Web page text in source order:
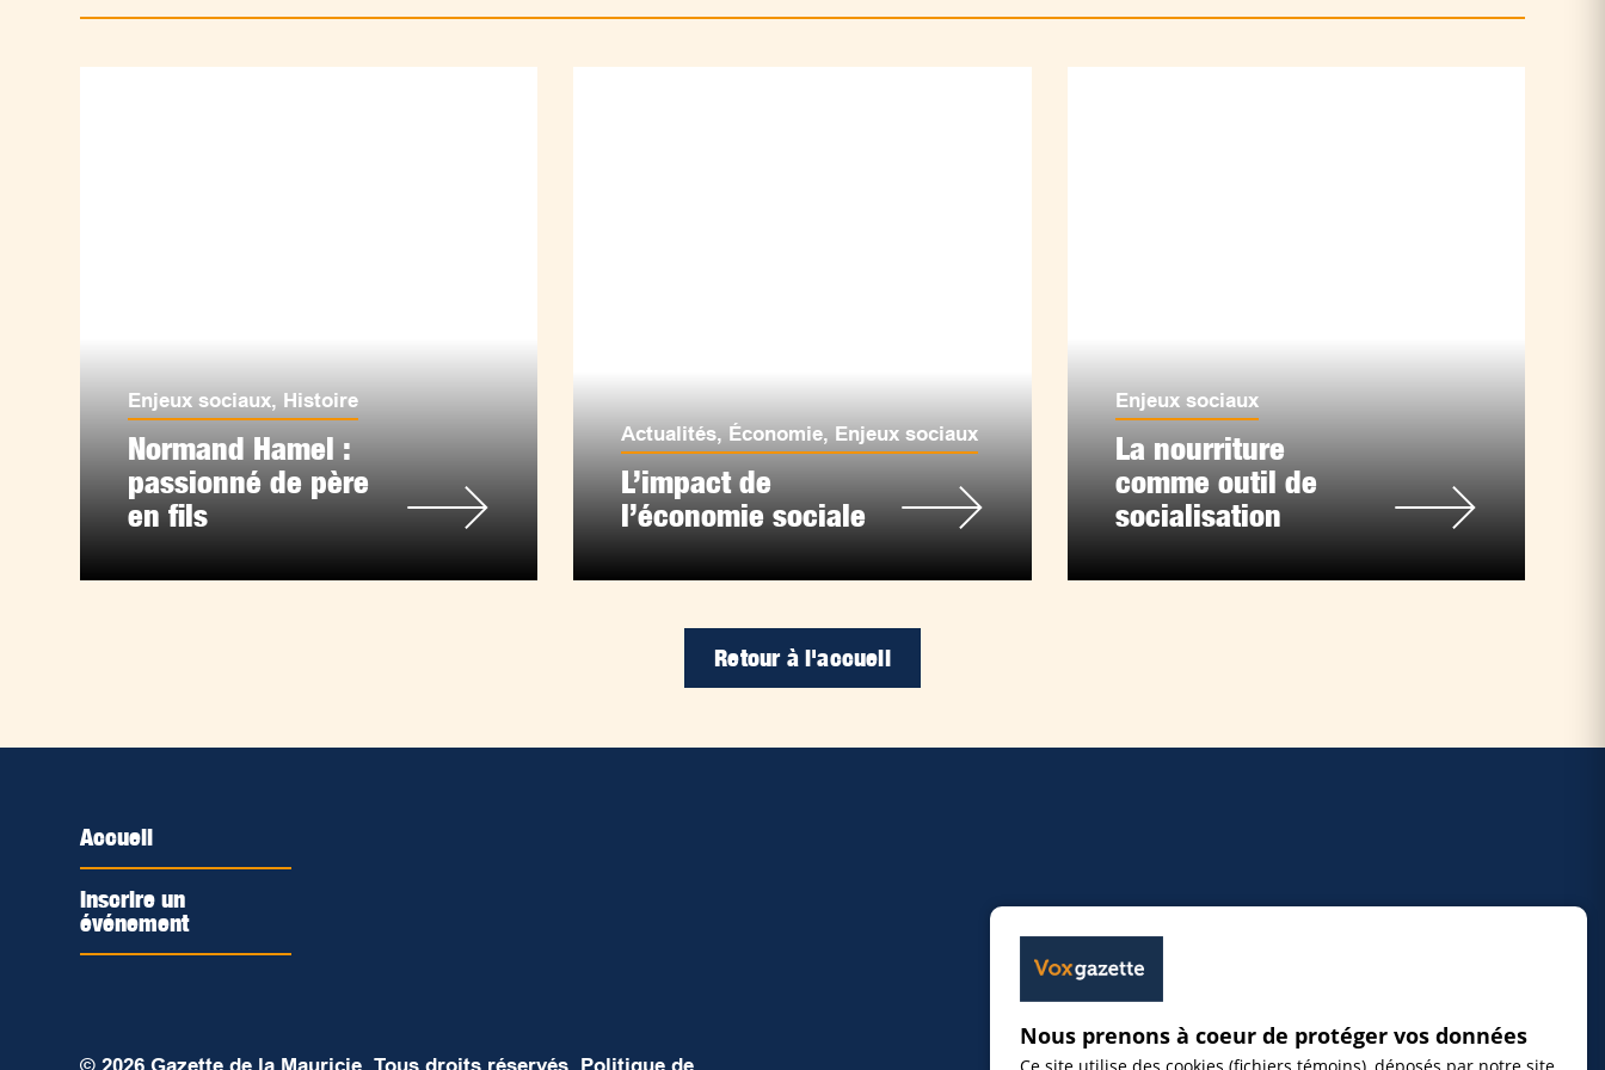
Enjeux sociaux, Histoire
Normand Hamel :
passionné de père
en fils
Actualités, Économie, Enjeux sociaux
L’impact de
l’économie sociale
Enjeux sociaux
La nourriture
comme outil de
socialisation
Retour à l'accueil
Accueil
Inscrire un
événement
Nous prenons à coeur de protéger vos données